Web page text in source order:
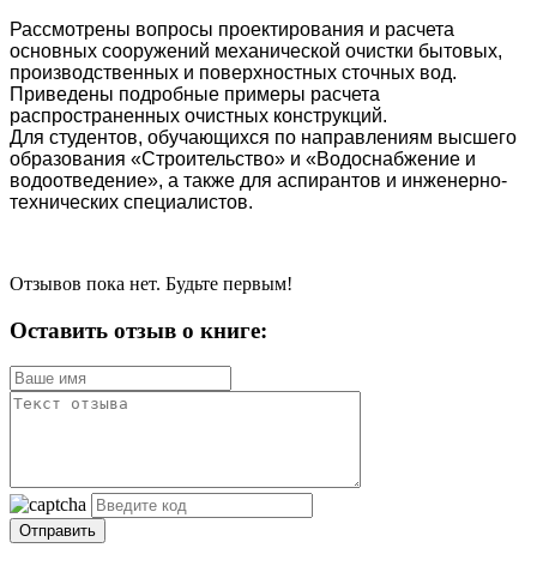
Рассмотрены вопросы проектирования и расчета
основных сооружений механической очистки бытовых,
производственных и поверхностных сточных вод.
Приведены подробные примеры расчета
распространенных очистных конструкций.
Для студентов, обучающихся по направлениям высшего
образования «Строительство» и «Водоснабжение и
водоотведение», а также для аспирантов и инженерно-
технических специалистов.
Отзывов пока нет. Будьте первым!
Оставить отзыв о книге:
Отправить